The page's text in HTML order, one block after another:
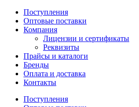
Поступления
Оптовые поставки
Компания
Лицензии и сертификаты
Реквизиты
Прайсы и каталоги
Бренды
Оплата и доставка
Контакты
Поступления